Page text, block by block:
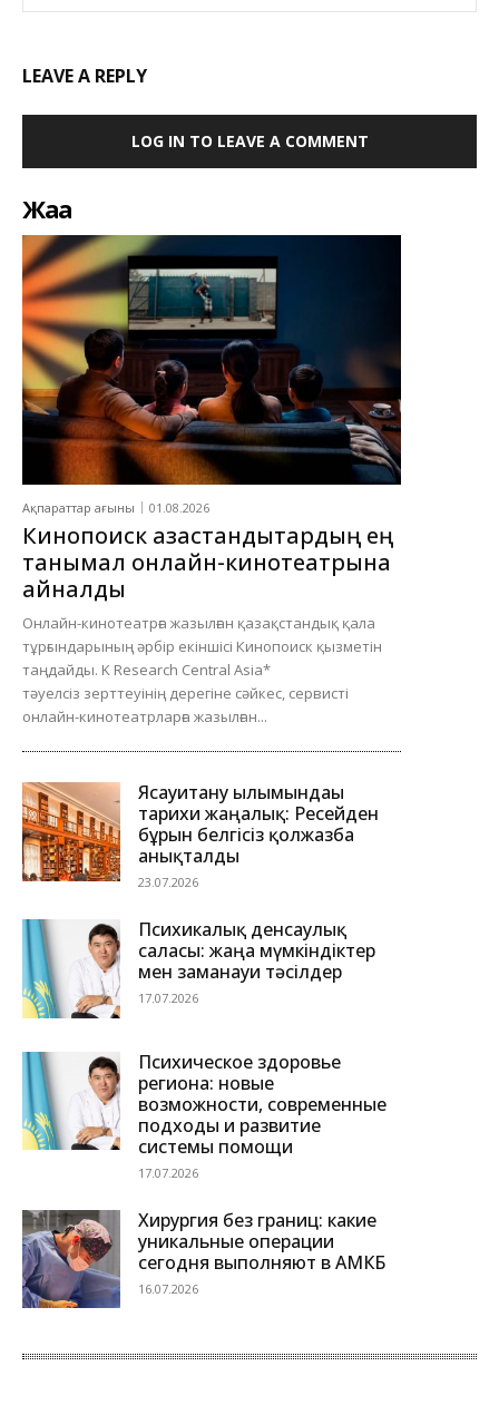
LEAVE A REPLY
LOG IN TO LEAVE A COMMENT
Жаңа
Ақпараттар ағыны 01.08.2026
Кинопоиск қазақстандықтардың ең
танымал онлайн-кинотеатрына
айналды
Онлайн-кинотеатрға жазылған қазақстандық қала
тұрғындарының әрбір екіншісі Кинопоиск қызметін
таңдайды. K Research Central Asia*
тәуелсіз зерттеуінің дерегіне сәйкес, сервисті
онлайн-кинотеатрларға жазылған...
Ясауитану ғылымындағы
тарихи жаңалық: Ресейден
бұрын белгісіз қолжазба
анықталды
23.07.2026
Психикалық денсаулық
саласы: жаңа мүмкіндіктер
мен заманауи тәсілдер
17.07.2026
Психическое здоровье
региона: новые
возможности, современные
подходы и развитие
системы помощи
17.07.2026
Хирургия без границ: какие
уникальные операции
сегодня выполняют в АМКБ
16.07.2026